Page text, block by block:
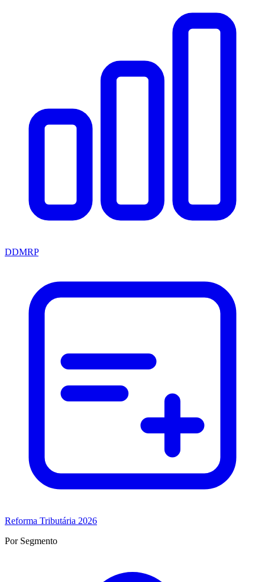
DDMRP
Reforma Tributária 2026
Por Segmento